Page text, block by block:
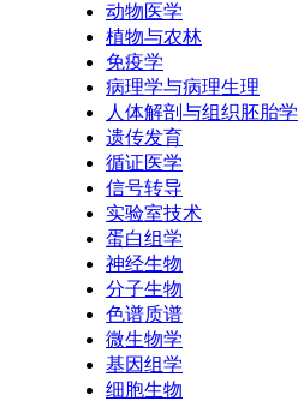
动物医学
植物与农林
免疫学
病理学与病理生理
人体解剖与组织胚胎学
遗传发育
循证医学
信号转导
实验室技术
蛋白组学
神经生物
分子生物
色谱质谱
微生物学
基因组学
细胞生物